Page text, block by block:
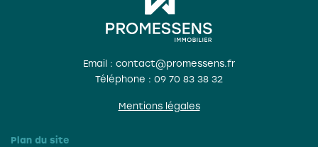
Email : contact@promessens.fr
Téléphone : 09 70 83 38 32
Mentions légales
Plan du site